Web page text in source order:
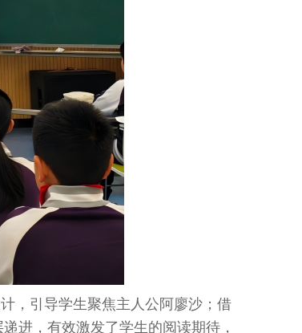
，引导学生聚焦主人公阿廖沙；借
进，有效激发了学生的阅读期待，